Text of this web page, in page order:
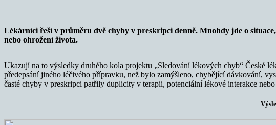
Lékárníci řeší v průměru dvě chyby v preskripci denně. Mnohdy jde o
nebo ohrožení života.
Ukazují na to výsledky druhého kola projektu „Sledování lékových chyb“ České
předepsání jiného léčivého přípravku, než bylo zamýšleno, chybějící dávkování,
časté chyby v preskripci patřily duplicity v terapii, potenciální lékové interakce